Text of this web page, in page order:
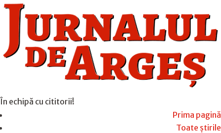
În echipă cu cititorii!
Prima pagină
Toate știrile